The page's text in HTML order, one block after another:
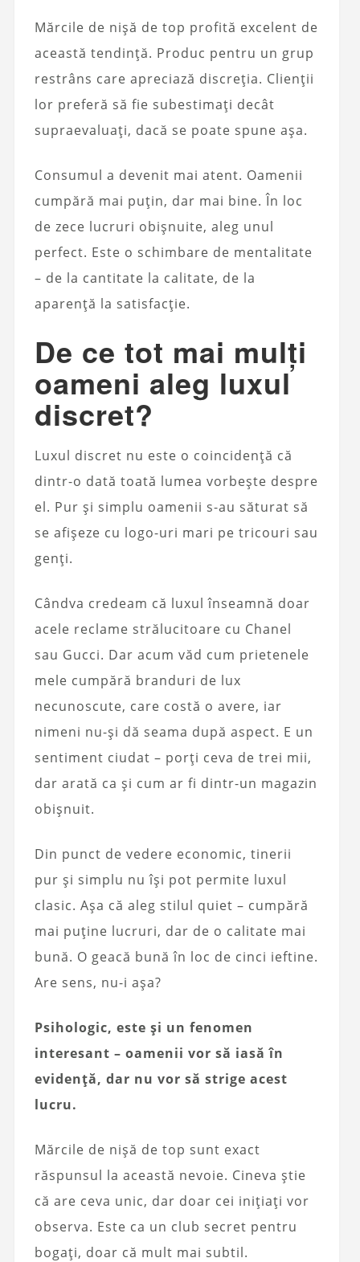
Mărcile de nișă de top profită excelent de
această tendință. Produc pentru un grup
restrâns care apreciază discreția. Clienții
lor preferă să fie subestimați decât
supraevaluați, dacă se poate spune așa.
Consumul a devenit mai atent. Oamenii
cumpără mai puțin, dar mai bine. În loc
de zece lucruri obișnuite, aleg unul
perfect. Este o schimbare de mentalitate
– de la cantitate la calitate, de la
aparență la satisfacție.
De ce tot mai mulți
oameni aleg luxul
discret?
Luxul discret nu este o coincidență că
dintr-o dată toată lumea vorbește despre
el. Pur și simplu oamenii s-au săturat să
se afișeze cu logo-uri mari pe tricouri sau
genți.
Cândva credeam că luxul înseamnă doar
acele reclame strălucitoare cu Chanel
sau Gucci. Dar acum văd cum prietenele
mele cumpără branduri de lux
necunoscute, care costă o avere, iar
nimeni nu-și dă seama după aspect. E un
sentiment ciudat – porți ceva de trei mii,
dar arată ca și cum ar fi dintr-un magazin
obișnuit.
Din punct de vedere economic, tinerii
pur și simplu nu își pot permite luxul
clasic. Așa că aleg stilul quiet – cumpără
mai puține lucruri, dar de o calitate mai
bună. O geacă bună în loc de cinci ieftine.
Are sens, nu-i așa?
Psihologic, este și un fenomen
interesant – oamenii vor să iasă în
evidență, dar nu vor să strige acest
lucru.
Mărcile de nișă de top sunt exact
răspunsul la această nevoie. Cineva știe
că are ceva unic, dar doar cei inițiați vor
observa. Este ca un club secret pentru
bogați, doar că mult mai subtil.